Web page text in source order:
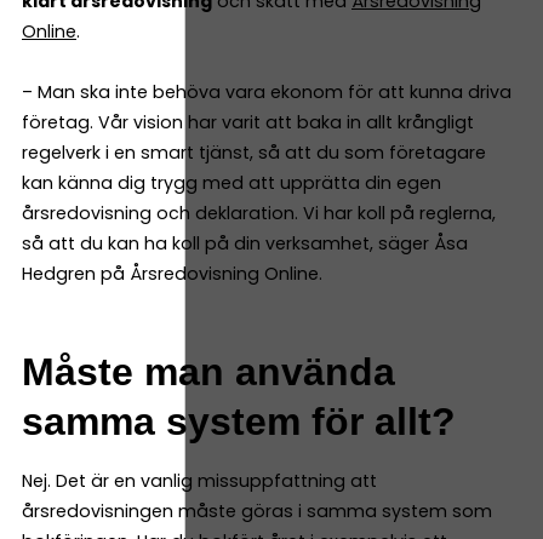
Online.
– Man ska inte behöva vara ekonom för att kunna driva
företag. Vår vision har varit att baka in allt krångligt
regelverk i en smart tjänst, så att du som företagare
kan känna dig trygg med att upprätta din egen
årsredovisning och deklaration. Vi har koll på reglerna,
så att du kan ha koll på din verksamhet, säger Åsa
Hedgren på Årsredovisning Online.
Måste man använda
samma system för allt?
Nej. Det är en vanlig missuppfattning att
årsredovisningen måste göras i samma system som